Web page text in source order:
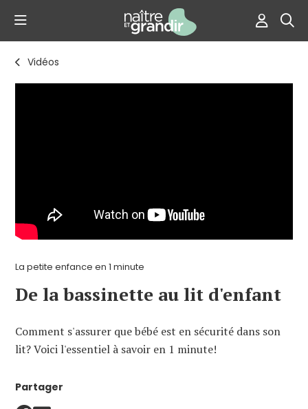
Vidéos
La petite enfance en 1 minute
De la bassinette au lit d'enfant
Comment s'assurer que bébé est en sécurité dans son
lit? Voici l'essentiel à savoir en 1 minute!
Partager